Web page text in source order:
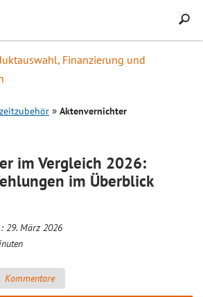
Finanzierung und
Aktenvernichter
im Vergleich 2026:
im Überblick
29. März 2026
Kommentare